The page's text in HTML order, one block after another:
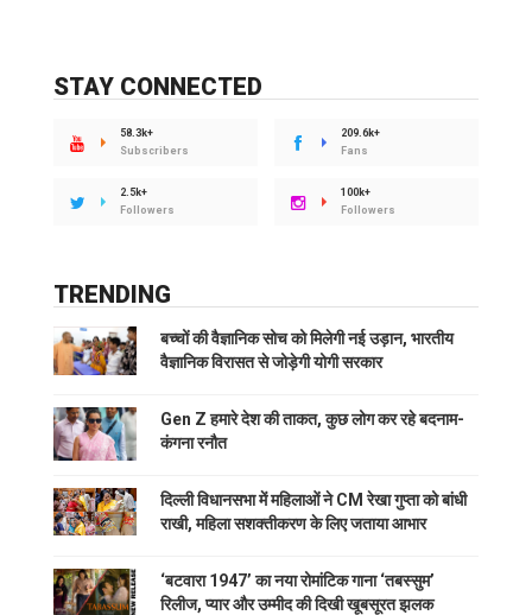
STAY CONNECTED
58.3k+
Subscribers
209.6k+
Fans
2.5k+
Followers
100k+
Followers
TRENDING
बच्चों की वैज्ञानिक सोच को मिलेगी नई उड़ान, भारतीय
वैज्ञानिक विरासत से जोड़ेगी योगी सरकार
Gen Z हमारे देश की ताकत, कुछ लोग कर रहे बदनाम-
कंगना रनौत
दिल्ली विधानसभा में महिलाओं ने CM रेखा गुप्ता को बांधी
राखी, महिला सशक्तीकरण के लिए जताया आभार
‘बटवारा 1947’ का नया रोमांटिक गाना ‘तबस्सुम’
रिलीज, प्यार और उम्मीद की दिखी खूबसूरत झलक